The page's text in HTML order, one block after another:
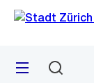
Sprunglink
Menü